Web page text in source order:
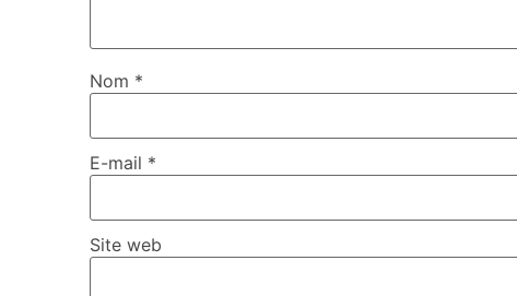
Nom *
E-mail *
Site web